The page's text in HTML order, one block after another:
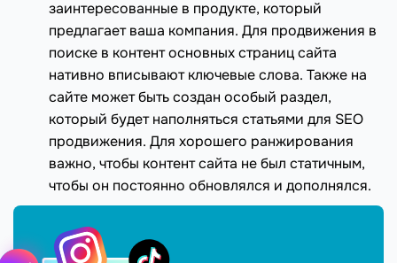
заинтересованные в продукте, который
предлагает ваша компания. Для продвижения в
поиске в контент основных страниц сайта
нативно вписывают ключевые слова. Также на
сайте может быть создан особый раздел,
который будет наполняться статьями для SEO
продвижения. Для хорошего ранжирования
важно, чтобы контент сайта не был статичным,
чтобы он постоянно обновлялся и дополнялся.